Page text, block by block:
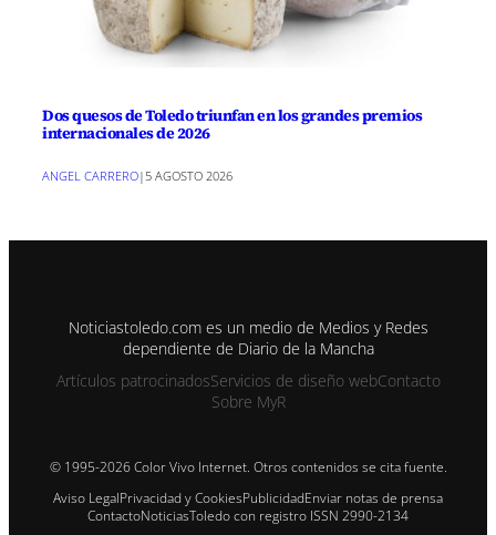
Dos quesos de Toledo triunfan en los grandes premios
internacionales de 2026
ANGEL CARRERO|5 AGOSTO 2026
Noticiastoledo.com es un medio de Medios y Redes
dependiente de Diario de la Mancha
Artículos patrocinadosServicios de diseño webContacto
Sobre MyR
© 1995-2026 Color Vivo Internet. Otros contenidos se cita fuente.
Aviso LegalPrivacidad y CookiesPublicidadEnviar notas de prensa
ContactoNoticiasToledo con registro ISSN 2990-2134